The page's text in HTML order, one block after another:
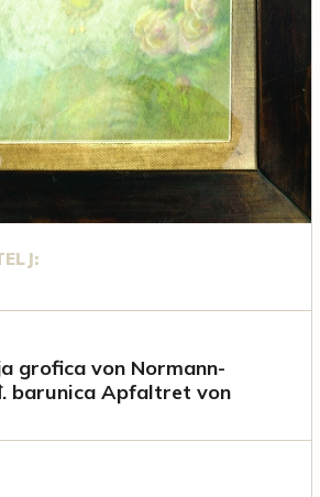
grofica von Normann-
barunica Apfaltret von